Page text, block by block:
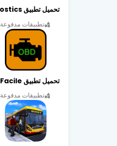
تطبيقات مدفوعة
تطبيقات مدفوعة